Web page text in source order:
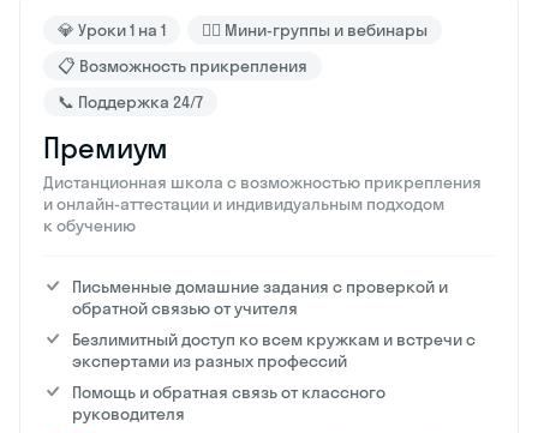
💎 Уроки 1 на 1
🙋‍♂️ Мини-группы и вебинары
📋 Возможность прикрепления
📞 Поддержка 24/7
Премиум
Дистанционная школа с возможностью прикрепления
и онлайн-аттестации и индивидуальным подходом
к обучению
Письменные домашние задания с проверкой и
обратной связью от учителя
Безлимитный доступ ко всем кружкам и встречи с
экспертами из разных профессий
Помощь и обратная связь от классного
руководителя